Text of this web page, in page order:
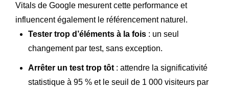
Vitals de Google mesurent cette performance et
influencent également le référencement naturel.
Tester trop d’éléments à la fois : un seul
changement par test, sans exception.
Arrêter un test trop tôt : attendre la significativité
statistique à 95 % et le seuil de 1 000 visiteurs par